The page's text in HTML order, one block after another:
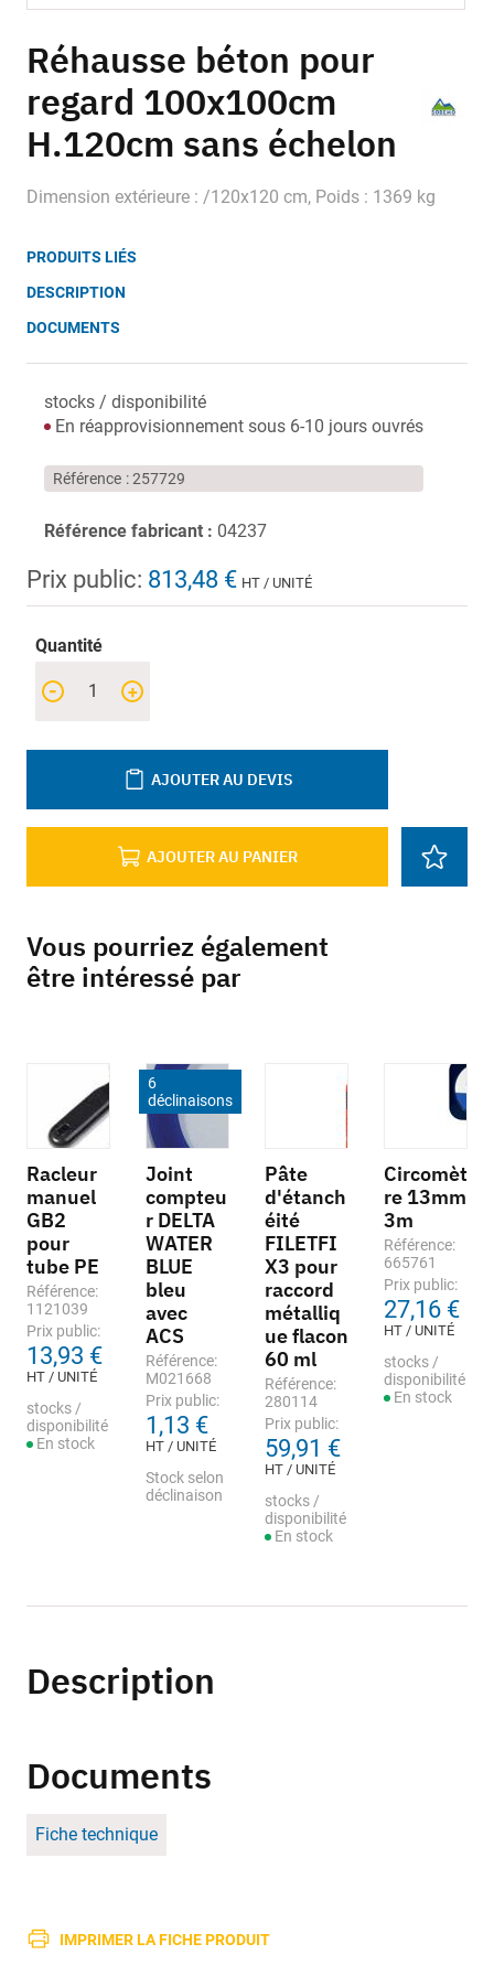
to
the
beginning
of
the
gallery
Réhausse béton pour
regard 100x100cm
H.120cm sans échelon
Dimension extérieure : /120x120 cm, Poids : 1369 kg
PRODUITS LIÉS
DESCRIPTION
DOCUMENTS
stocks / disponibilité
En réapprovisionnement sous 6-10 jours ouvrés
Référence 257729
Référence fabricant : 04237
Prix public: 813,48 € HT / UNITÉ
Quantité
+
-
AJOUTER AU PANIER
AJOUTER AU DEVIS
Vous pourriez également
être intéressé par
Racleur
manuel
GB2
pour
tube PE
Référence:
1121039
Prix public:
13,93 €
HT / UNITÉ
stocks /
disponibilité
En stock
6
déclinaisons
Joint
compteu
r DELTA
WATER
BLUE
bleu
avec
ACS
Référence:
M021668
Prix public:
1,13 €
HT / UNITÉ
Stock selon
déclinaison
Pâte
d'étanch
éité
FILETFI
X3 pour
raccord
métalliq
ue flacon
60 ml
Référence:
280114
Prix public:
59,91 €
HT / UNITÉ
stocks /
disponibilité
En stock
Circomèt
re 13mm
3m
Référence:
665761
Prix public:
27,16 €
HT / UNITÉ
stocks /
disponibilité
En stock
Description
Documents
Fiche technique
IMPRIMER LA FICHE PRODUIT